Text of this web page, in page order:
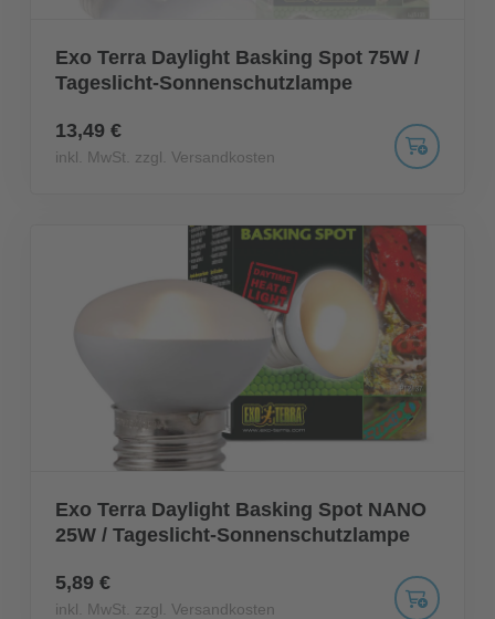
Exo Terra Daylight Basking Spot 75W /
Tageslicht-Sonnenschutzlampe
13,49 €
inkl. MwSt. zzgl. Versandkosten
Exo Terra Daylight Basking Spot NANO
25W / Tageslicht-Sonnenschutzlampe
5,89 €
inkl. MwSt. zzgl. Versandkosten